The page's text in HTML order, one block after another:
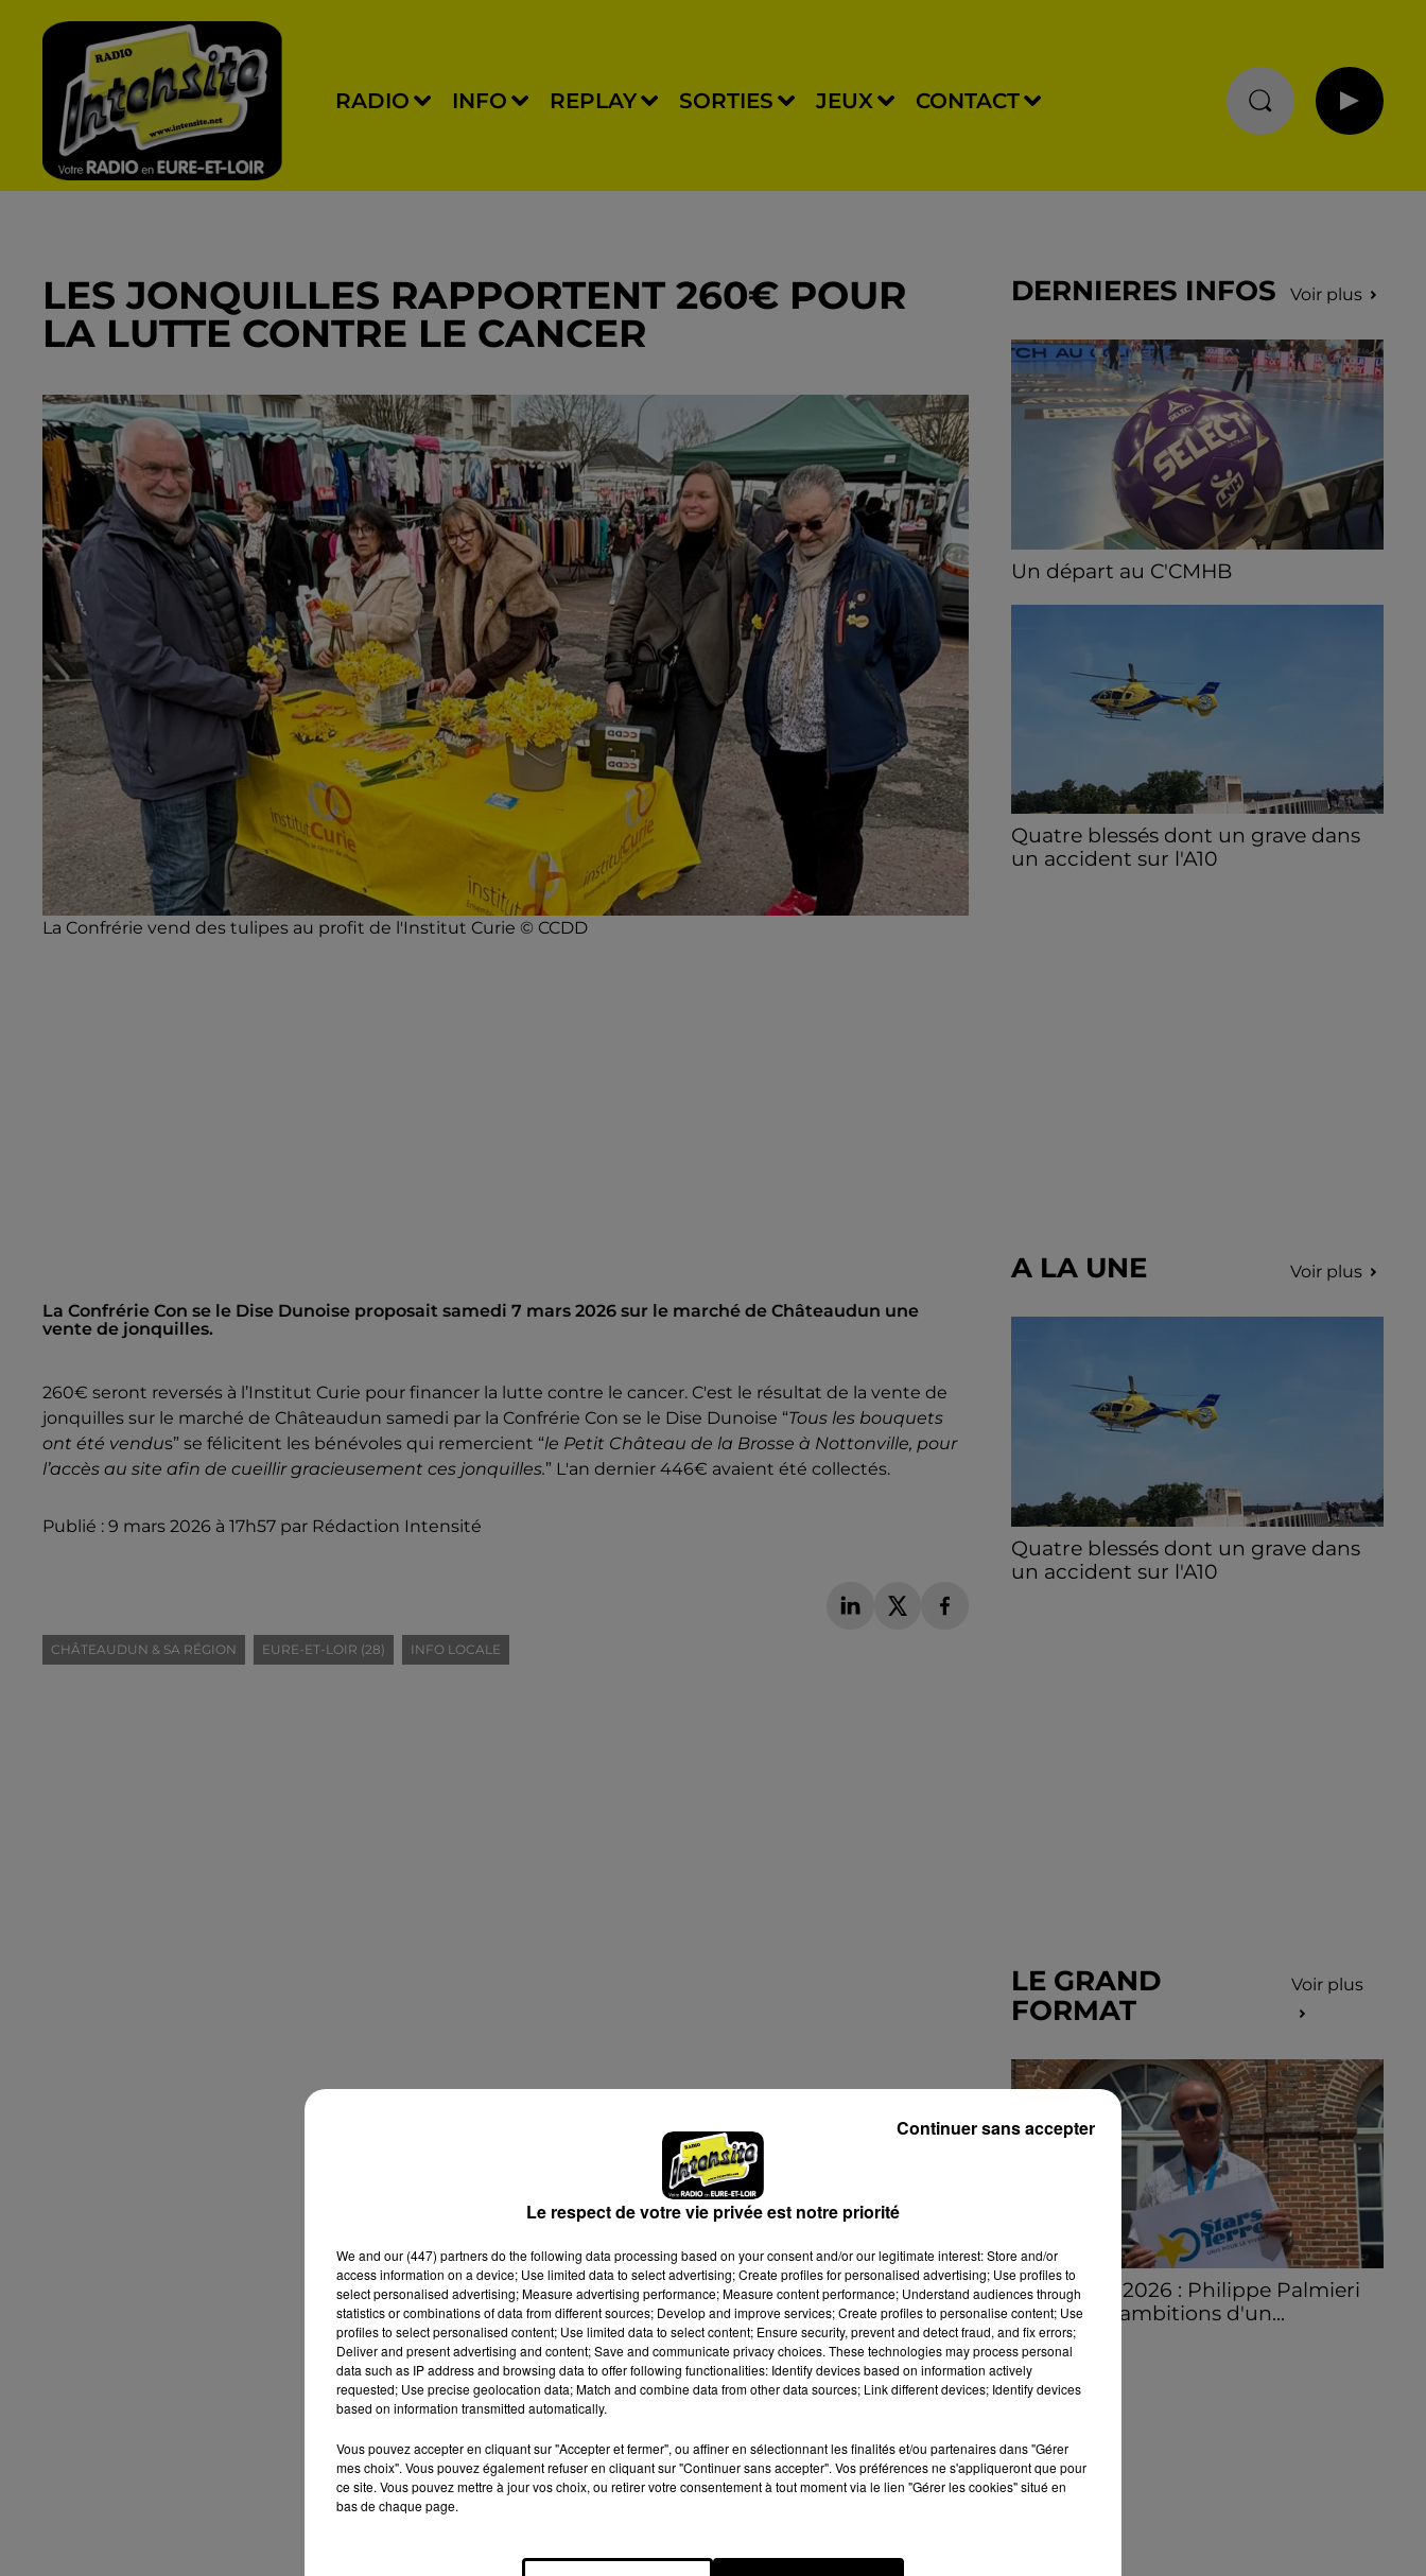
RADIO INFO REPLAY SORTIES JEUX CONTACT
LES JONQUILLES RAPPORTENT 260€ POUR
LA LUTTE CONTRE LE CANCER
La Confrérie vend des tulipes au profit de l'Institut Curie © CCDD
La Confrérie Con se le Dise Dunoise proposait samedi 7 mars 2026 sur le marché de Châteaudun une
vente de jonquilles.
260€ seront reversés à l’Institut Curie pour financer la lutte contre le cancer. C'est le résultat de la vente de
jonquilles sur le marché de Châteaudun samedi par la Confrérie Con se le Dise Dunoise “Tous les bouquets
ont été vendus” se félicitent les bénévoles qui remercient “le Petit Château de la Brosse à Nottonville, pour
l’accès au site afin de cueillir gracieusement ces jonquilles.” L'an dernier 446€ avaient été collectés.
Publié : 9 mars 2026 à 17h57 par Rédaction Intensité
CHÂTEAUDUN & SA RÉGION EURE-ET-LOIR (28) INFO LOCALE
DERNIERES INFOS Voir plus
Un départ au C'CMHB
Quatre blessés dont un grave dans
un accident sur l'A10
A LA UNE Voir plus
Quatre blessés dont un grave dans
un accident sur l'A10
LE GRAND
FORMAT
Voir plus
Stars'Terre 2026 : Philippe Palmieri
dévoile les ambitions d'un...
À quelques semaines de la première
édition de Stars'Terre, organisée du 18 au 20
septembre 2026 au Château de Courtalain,
Le respect de votre vie privée est notre priorité
We and our (447) partnersdo the following data processing based on your consent and/or our legitimate interest: Store and/or
access information on a device; Use limited data to select advertising; Create profiles for personalised advertising; Use profiles to
select personalised advertising; Measure advertising performance; Measure content performance; Understand audiences through
statistics or combinations of data from different sources; Develop and improve services; Create profiles to personalise content; Use
profiles to select personalised content; Use limited data to select content; Ensure security, prevent and detect fraud, and fix errors;
Deliver and present advertising and content; Save and communicate privacy choices. These technologies may process personal
data such as IP address and browsing data to offer following functionalities: Identify devices based on information actively
requested; Use precise geolocation data; Match and combine data from other data sources; Link different devices; Identify devices
based on information transmitted automatically.
Vous pouvez accepter en cliquant sur "Accepter et fermer", ou affiner en sélectionnant les finalités et/ou partenaires dans "Gérer
mes choix". Vous pouvez également refuser en cliquant sur "Continuer sans accepter". Vos préférences ne s'appliqueront que pour
ce site. Vous pouvez mettre à jour vos choix, ou retirer votre consentement à tout moment via le lien "Gérer les cookies" situé en
bas de chaque page.
Continuer sans accepter